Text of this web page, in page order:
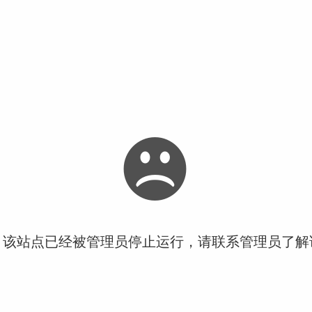
站点已经被管理员停止运行，请联系管理员了